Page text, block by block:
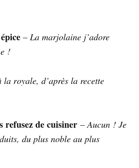
– La marjolaine j’adore
!
la royale, d’après la recette
refusez de cuisiner –Aucun ! Je
du plus noble au plus